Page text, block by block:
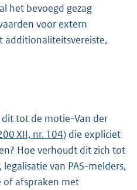
het bevoegd gezag
voor extern
additionaliteitsvereiste,
tot de motie-Van der
XII, nr. 104) die expliciet
Hoe verhoudt dit zich tot
van PAS-melders,
of afspraken met